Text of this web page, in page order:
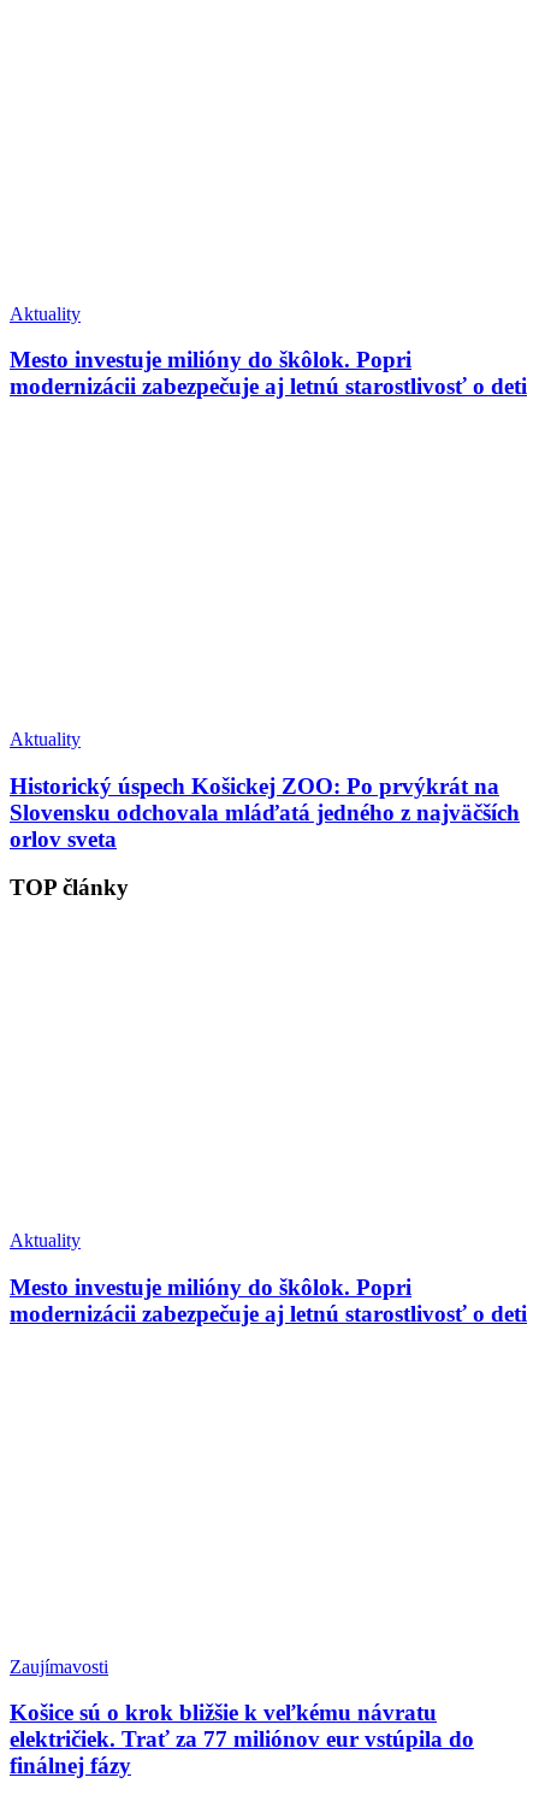
Aktuality
Mesto investuje milióny do škôlok. Popri
modernizácii zabezpečuje aj letnú starostlivosť o deti
Aktuality
Historický úspech Košickej ZOO: Po prvýkrát na
Slovensku odchovala mláďatá jedného z najväčších
orlov sveta
TOP články
Aktuality
Mesto investuje milióny do škôlok. Popri
modernizácii zabezpečuje aj letnú starostlivosť o deti
Zaujímavosti
Košice sú o krok bližšie k veľkému návratu
električiek. Trať za 77 miliónov eur vstúpila do
finálnej fázy